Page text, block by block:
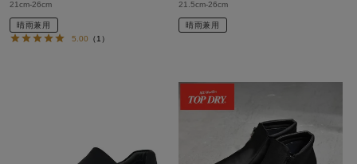
21cm-26cm
晴雨兼用
5.00 （1）
21.5cm-26cm
晴雨兼用